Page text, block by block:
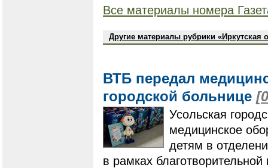
Все материалы номера
Другие материалы рубрики «Иркутская
ВТБ передал
городской больнице
Усольская
медицинское
детям в
в рамках